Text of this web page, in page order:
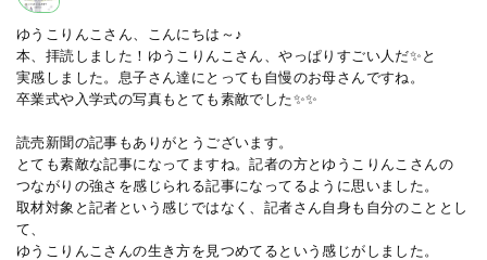
ゆうこりんこさん、こんにちは～♪
本、拝読しました！ゆうこりんこさん、やっぱりすごい人だ✨と
実感しました。息子さん達にとっても自慢のお母さんですね。
卒業式や入学式の写真もとても素敵でした✨✨
読売新聞の記事もありがとうございます。
とても素敵な記事になってますね。記者の方とゆうこりんこさんの
つながりの強さを感じられる記事になってるように思いました。
取材対象と記者という感じではなく、記者さん自身も自分のこととし
て、
ゆうこりんこさんの生き方を見つめてるという感じがしました。